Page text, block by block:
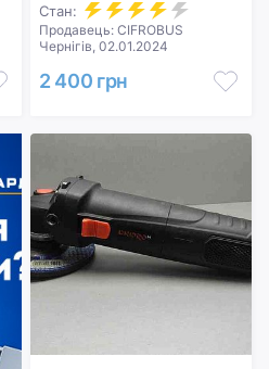
Стан:
Продавець: CIFROBUS
Чернігів, 02.01.2024
2 400 грн